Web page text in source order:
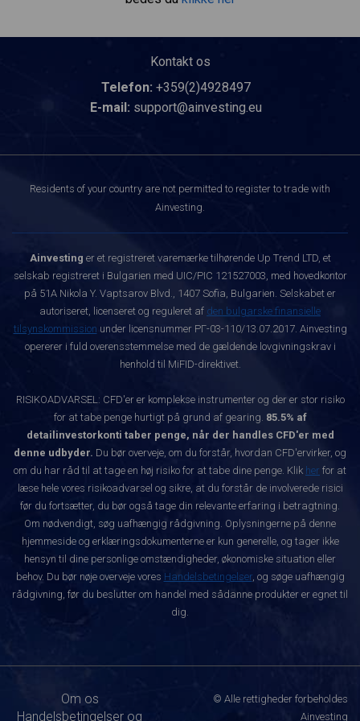
Kontakt os
Telefon: +359(2)4928497
E-mail: support@ainvesting.eu
Residents of your country are not permitted to register to trade with
Ainvesting.
Ainvesting er et registreret varemærke tilhørende Up Trend LTD, et
selskab registreret i Bulgarien med UIC/PIC 121527003, med hovedkontor
på 51A Nikola Y. Vaptsarov Blvd., 1407 Sofia, Bulgarien. Selskabet er
autoriseret, licenseret og reguleret af den bulgarske finansielle
tilsynskommission under licensnummer РГ-03-110/13.07.2017. Ainvesting
opererer i fuld overensstemmelse med de gældende lovgivningskrav i
henhold til MiFID-direktivet.
RISIKOADVARSEL: CFD'er er komplekse instrumenter og der er stor risiko
for at tabe penge hurtigt på grund af gearing. 85.5% af
detailinvestorkonti taber penge, når der handles CFD'er med
denne udbyder. Du bør overveje, om du forstår, hvordan CFD'ervirker, og
om du har råd til at tage en høj risiko for at tabe dine penge. Klik her for at
læse hele vores risikoadvarsel og sikre, at du forstår de involverede risici
før du fortsætter, du bør også tage din relevante erfaring i betragtning.
Om nødvendigt, søg uafhængig rådgivning. Oplysningerne på denne
hjemmeside og erklæringsdokumenterne er kun generelle, og tager ikke
hensyn til dine personlige omstændigheder, økonomiske situation eller
behov. Du bør nøje overveje vores Handelsbetingelser, og søge uafhængig
rådgivning, før du beslutter om handel med sådanne produkter er egnet til
dig.
Om os
Handelsbetingelser og
© Alle rettigheder forbeholdes
Ainvesting